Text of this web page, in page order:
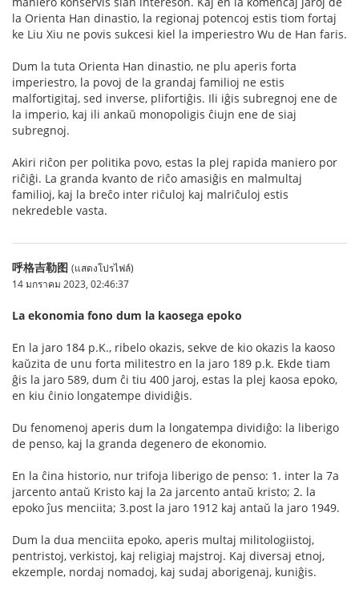
la Orienta Han dinastio, la regionaj potencoj estis tiom fortaj
ke Liu Xiu ne povis sukcesi kiel la imperiestro Wu de Han faris.
Dum la tuta Orienta Han dinastio, ne plu aperis forta
imperiestro, la povoj de la grandaj familioj ne estis
malfortigitaj, sed inverse, plifortiĝis. Ili iĝis subregnoj ene de
la imperio, kaj ili ankaŭ monopoligis ĉiujn ene de siaj
subregnoj.
Akiri riĉon per politika povo, estas la plej rapida maniero por
riĉiĝi. La granda kvanto de riĉo amasiĝis en malmultaj
familioj, kaj la breĉo inter riĉuloj kaj malriĉuloj estis
nekredeble vasta.
呼格吉勒图 (แสดงโปรไฟล์)
14 มกราคม 2023, 02:46:37
La ekonomia fono dum la kaosega epoko
En la jaro 184 p.K., ribelo okazis, sekve de kio okazis la kaoso
kaŭzita de unu forta militestro en la jaro 189 p.k. Ekde tiam
ĝis la jaro 589, dum ĉi tiu 400 jaroj, estas la plej kaosa epoko,
en kiu ĉinio longatempe dividiĝis.
Du fenomenoj aperis dum la longatempa dividiĝo: la liberigo
de penso, kaj la granda degenero de ekonomio.
En la ĉina historio, nur trifoja liberigo de penso: 1. inter la 7a
jarcento antaŭ Kristo kaj la 2a jarcento antaŭ kristo; 2. la
epoko ĵus menciita; 3.post la jaro 1912 kaj antaŭ la jaro 1949.
Dum la dua menciita epoko, aperis multaj militologiistoj,
pentristoj, verkistoj, kaj religiaj majstroj. Kaj diversaj etnoj,
ekzemple, nordaj nomadoj, kaj sudaj aborigenaj, kuniĝis.